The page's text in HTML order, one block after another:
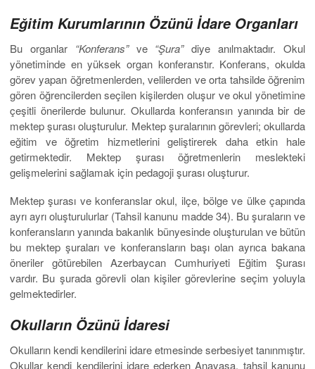
Eğitim Kurumlarının Özünü İdare Organları
Bu organlar “Konferans” ve “Şura”diye anılmaktadır. Okul
yönetiminde en yüksek organ konferanstır. Konferans, okulda
görev yapan öğretmenlerden, velilerden ve orta tahsilde öğrenim
gören öğrencilerden seçilen kişilerden oluşur ve okul yönetimine
çeşitli önerilerde bulunur. Okullarda konferansın yanında bir de
mektep şurası oluşturulur. Mektep şuralarının görevleri; okullarda
eğitim ve öğretim hizmetlerini geliştirerek daha etkin hale
getirmektedir. Mektep şurası öğretmenlerin meslekteki
gelişmelerini sağlamak için pedagoji şurası oluşturur.
Mektep şurası ve konferanslar okul, ilçe, bölge ve ülke çapında
ayrı ayrı oluşturulurlar (Tahsil kanunu madde 34). Bu şuraların ve
konferansların yanında bakanlık bünyesinde oluşturulan ve bütün
bu mektep şuraları ve konferansların başı olan ayrıca bakana
öneriler götürebilen Azerbaycan Cumhuriyeti Eğitim Şurası
vardır. Bu şurada görevli olan kişiler görevlerine seçim yoluyla
gelmektedirler.
Okulların Özünü İdaresi
Okulların kendi kendilerini idare etmesinde serbesiyet tanınmıştır.
Okullar kendi kendilerini idare ederken Anayasa, tahsil kanunu